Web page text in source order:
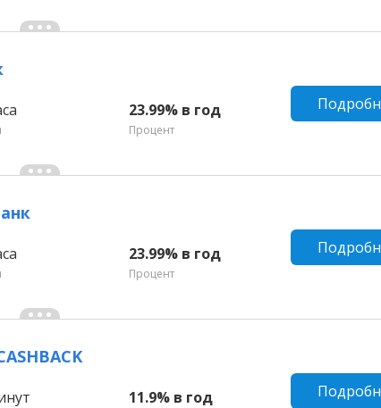
23.99% в год
Процент
23.99% в год
Процент
11.9% в год